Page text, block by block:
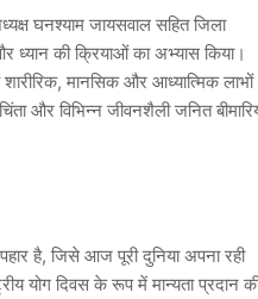
घनश्याम जायसवाल सहित जिला
ध्यान की क्रियाओं का अभ्यास किया।
मानसिक और आध्यात्मिक लाभों
और विभिन्न जीवनशैली जनित
है, जिसे आज पूरी दुनिया अपना रही
योग दिवस के रूप में मान्यता प्रदान